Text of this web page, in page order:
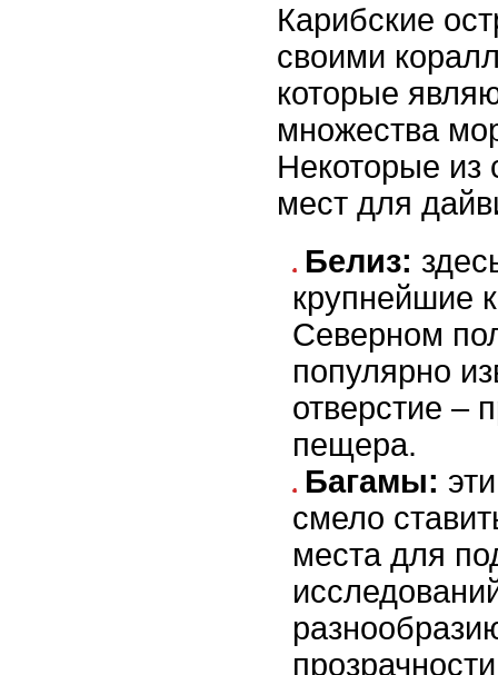
Карибские
своими
которые
множества
Некоторые
мест для
Белиз:
крупнейшие
Северном
популярно
отверстие –
пещера.
Багамы:
смело
места для